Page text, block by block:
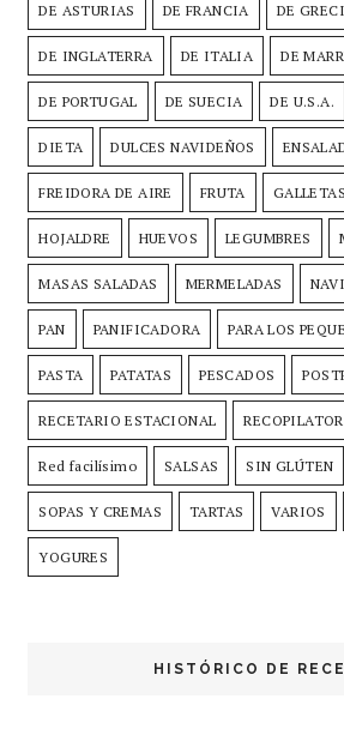
DE ASTURIAS DE FRANCIA DE
DE INGLATERRA DE ITALIA DE
DE PORTUGAL DE SUECIA DE U.S.A.
DIETA DULCES NAVIDEÑOS
FREIDORA DE AIRE FRUTA GALLETAS
HOJALDRE HUEVOS LEGUMBRES
MASAS SALADAS MERMELADAS
PAN PANIFICADORA PARA LOS
PASTA PATATAS PESCADOS
RECETARIO ESTACIONAL
Red facilísimo SALSAS SIN GLÚTEN
SOPAS Y CREMAS TARTAS VARIOS
YOGURES
HISTÓRICO DE